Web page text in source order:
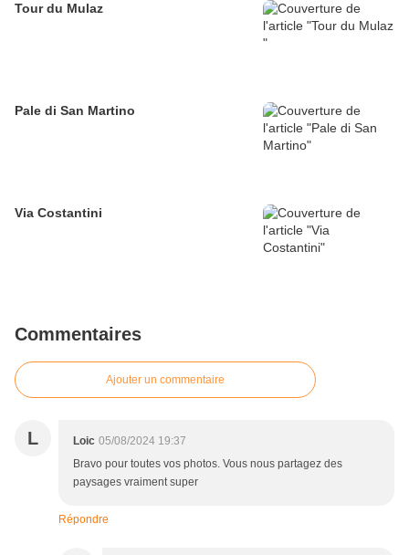
Tour du Mulaz
Pale di San Martino
Via Costantini
Commentaires
Ajouter un commentaire
L Loic 05/08/2024 19:37
Bravo pour toutes vos photos. Vous nous partagez des
paysages vraiment super
Répondre